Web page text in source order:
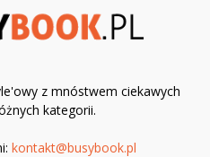
z mnóstwem ciekawych
kategorii.
kontakt@busybook.pl